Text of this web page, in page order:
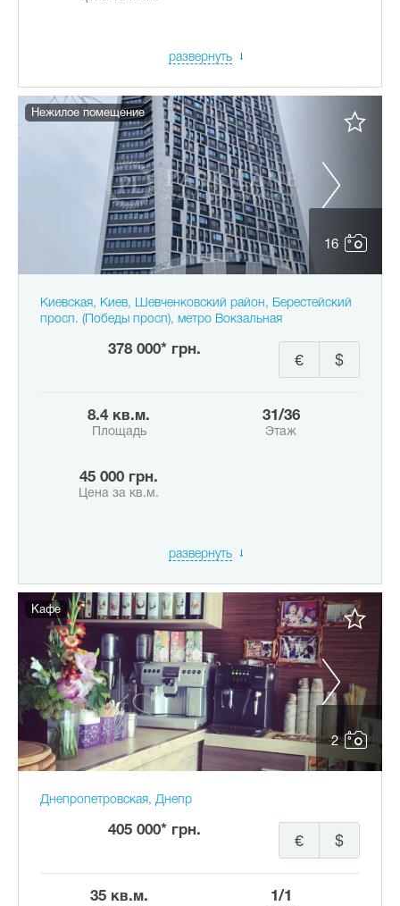
развернуть
16
Нежилое помещение
Киевская, Киев, Шевченковский район, Берестейский
просп. (Победы просп), метро Вокзальная
378 000* грн.
$
€
8.4 кв.м.
Площадь
31/36
Этаж
45 000 грн.
Цена за кв.м.
развернуть
2
Кафе
Днепропетровская, Днепр
405 000* грн.
$
€
35 кв.м. 1/1